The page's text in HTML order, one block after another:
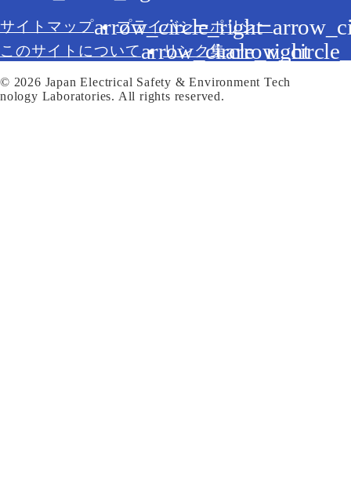
サイトマップ
プライバシーポリシー
このサイトについて
リンク集
© 2026 Japan Electrical Safety & Environment Tech
nology Laboratories. All rights reserved.